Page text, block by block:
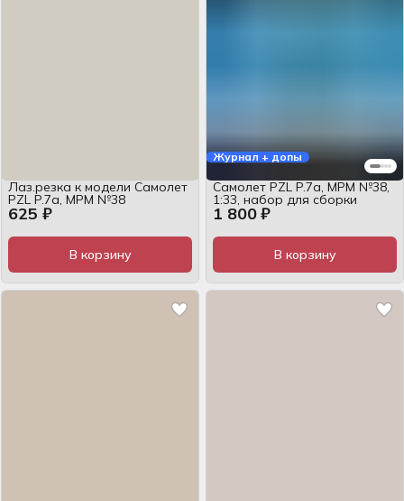
625 ₽
Лаз.резка к модели Самолет
PZL P.7a, MPM №38
В корзину
Журнал + допы
1 800 ₽
Самолет PZL P.7a, MPM №38,
1:33, набор для сборки
В корзину